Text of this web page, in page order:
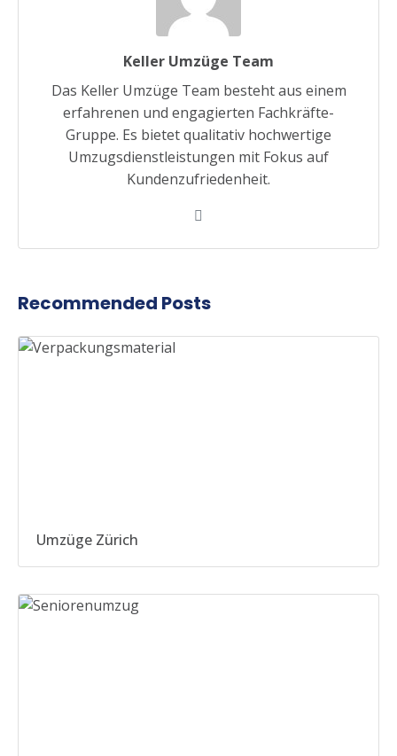
Keller Umzüge Team
Das Keller Umzüge Team besteht aus einem
erfahrenen und engagierten Fachkräfte-
Gruppe. Es bietet qualitativ hochwertige
Umzugsdienstleistungen mit Fokus auf
Kundenzufriedenheit.
Recommended Posts
Umzüge Zürich